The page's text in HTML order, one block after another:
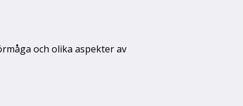
och olika aspekter av